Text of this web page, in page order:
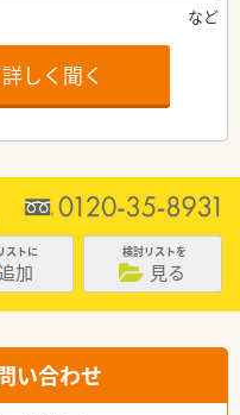
しく聞く
ストに
加
検討リストを
見る
い合わせ